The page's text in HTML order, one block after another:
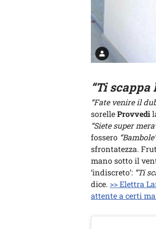
“Ti scappa
“Fate venire il
sorelleProvvedi
“Siete super
fossero
sfrontatezza.
mano sotto il
‘indiscreto’: “Ti
dice. >> Elettra
attente a certi